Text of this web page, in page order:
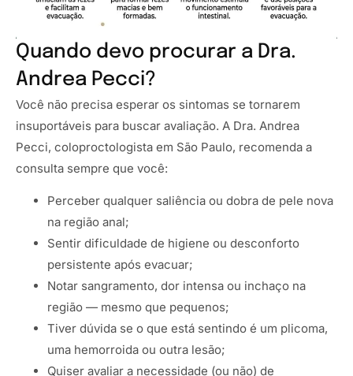
Quando devo procurar a Dra.
Andrea Pecci?
Você não precisa esperar os sintomas se tornarem
insuportáveis para buscar avaliação. A Dra. Andrea
Pecci, coloproctologista em São Paulo, recomenda a
consulta sempre que você:
Perceber qualquer saliência ou dobra de pele nova
na região anal;
Sentir dificuldade de higiene ou desconforto
persistente após evacuar;
Notar sangramento, dor intensa ou inchaço na
região — mesmo que pequenos;
Tiver dúvida se o que está sentindo é um plicoma,
uma hemorroida ou outra lesão;
Quiser avaliar a necessidade (ou não) de